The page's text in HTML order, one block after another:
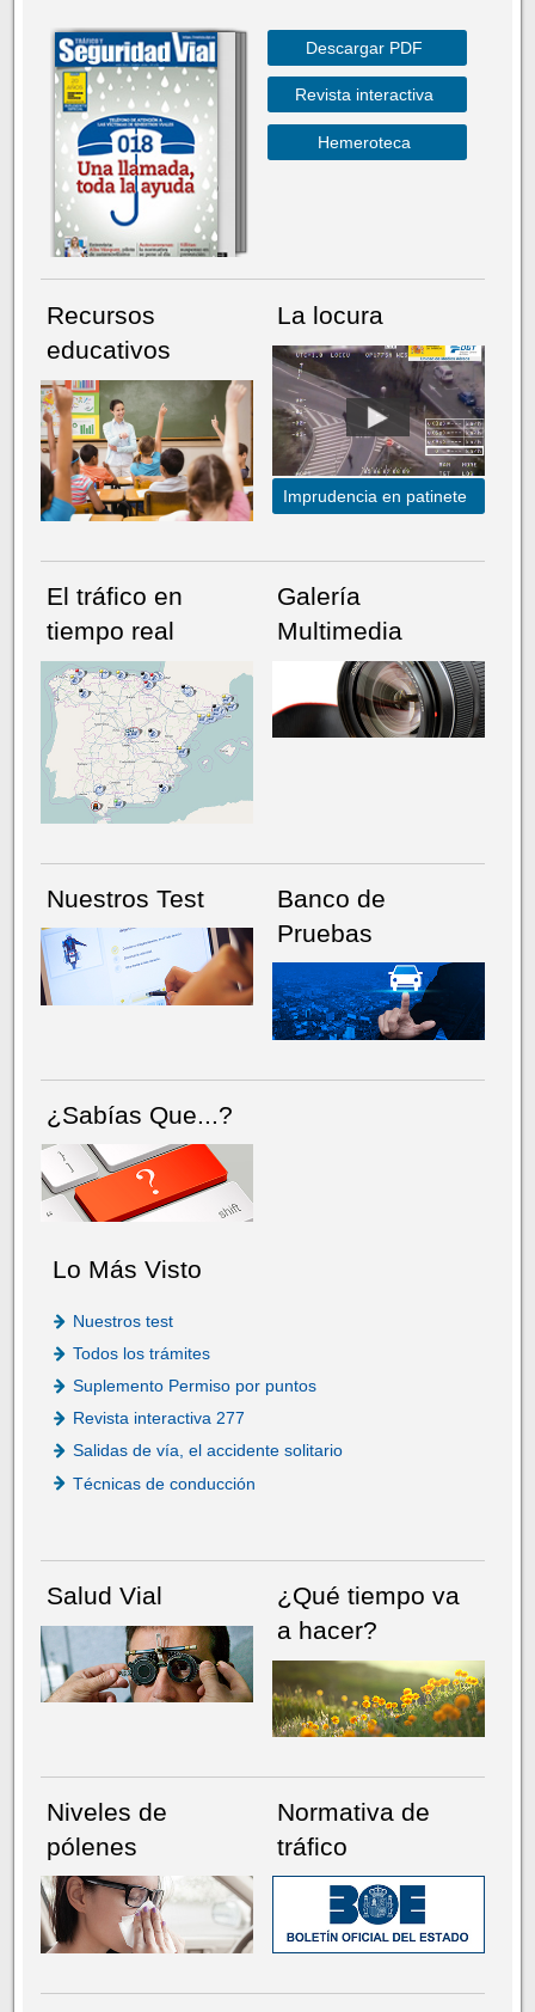
NÚMERO ACTUALHEMEROTECA
Descargar PDF
Revista interactiva
Hemeroteca
Recursos
educativos
La locura
Imprudencia en patinete
El tráfico en
tiempo real
Galería
Multimedia
Nuestros Test
Banco de
Pruebas
¿Sabías Que...?
Lo Más Visto
Nuestros test
Todos los trámites
Suplemento Permiso por puntos
Revista interactiva 277
Salidas de vía, el accidente solitario
Técnicas de conducción
Salud Vial
¿Qué tiempo va
a hacer?
Niveles de
pólenes
Normativa de
tráfico